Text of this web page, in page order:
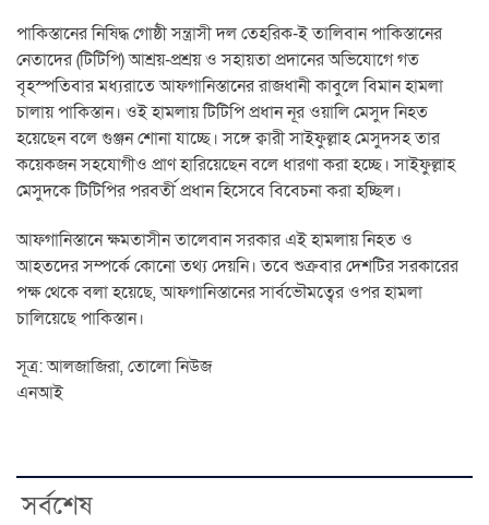
পাকিস্তানের নিষিদ্ধ গোষ্ঠী সন্ত্রাসী দল তেহরিক-ই তালিবান পাকিস্তানের
নেতাদের (টিটিপি) আশ্রয়-প্রশ্রয় ও সহায়তা প্রদানের অভিযোগে গত
বৃহস্পতিবার মধ্যরাতে আফগানিস্তানের রাজধানী কাবুলে বিমান হামলা
চালায় পাকিস্তান। ওই হামলায় টিটিপি প্রধান নূর ওয়ালি মেসুদ নিহত
হয়েছেন বলে গুঞ্জন শোনা যাচ্ছে। সঙ্গে ক্বারী সাইফুল্লাহ মেসুদসহ তার
কয়েকজন সহযোগীও প্রাণ হারিয়েছেন বলে ধারণা করা হচ্ছে। সাইফুল্লাহ
মেসুদকে টিটিপির পরবর্তী প্রধান হিসেবে বিবেচনা করা হচ্ছিল।
আফগানিস্তানে ক্ষমতাসীন তালেবান সরকার এই হামলায় নিহত ও
আহতদের সম্পর্কে কোনো তথ্য দেয়নি। তবে শুক্রবার দেশটির সরকারের
পক্ষ থেকে বলা হয়েছে, আফগানিস্তানের সার্বভৌমত্বের ওপর হামলা
চালিয়েছে পাকিস্তান।
সূত্র: আলজাজিরা, তোলো নিউজ
এনআই
সর্বশেষ